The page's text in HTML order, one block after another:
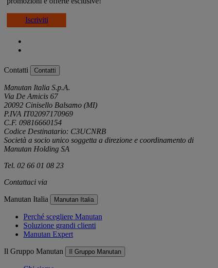
Iscriviti
Contatti Contatti
Manutan Italia S.p.A.
Via De Amicis 67
20092 Cinisello Balsamo (MI)
P.IVA IT02097170969
C.F. 09816660154
Codice Destinatario: C3UCNRB
Società a socio unico soggetta a direzione e coordinamento di
Manutan Holding SA
Tel. 02 66 01 08 23
Contattaci via
Manutan Italia Manutan Italia
Perché scegliere Manutan
Soluzione grandi clienti
Manutan Expert
Il Gruppo Manutan Il Gruppo Manutan